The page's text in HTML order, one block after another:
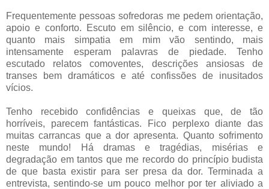
Frequentemente pessoas sofredoras me pedem orientação,
apoio e conforto. Escuto em silêncio, e com interesse, e
quanto mais simpatia em mim vão sentindo, mais
intensamente esperam palavras de piedade. Tenho
escutado relatos comoventes, descrições ansiosas de
transes bem dramáticos e até confissões de inusitados
vícios.
Tenho recebido confidências e queixas que, de tão
horríveis, parecem fantásticas. Fico perplexo diante das
muitas carrancas que a dor apresenta. Quanto sofrimento
neste mundo! Há dramas e tragédias, misérias e
degradação em tantos que me recordo do princípio budista
de que basta existir para ser presa da dor. Terminada a
entrevista, sentindo-se um pouco melhor por ter aliviado a